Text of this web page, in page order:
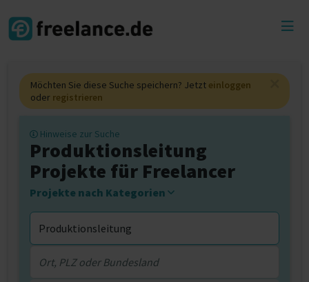
Möchten Sie diese Suche speichern? Jetzt einloggen
oder registrieren
Hinweise zur Suche
Produktionsleitung
Projekte für Freelancer
Projekte nach Kategorien